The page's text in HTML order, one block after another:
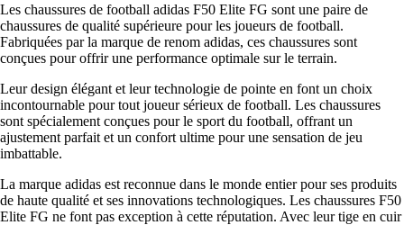
Les chaussures de football adidas F50 Elite FG sont une paire de
chaussures de qualité supérieure pour les joueurs de football.
Fabriquées par la marque de renom adidas, ces chaussures sont
conçues pour offrir une performance optimale sur le terrain.
Leur design élégant et leur technologie de pointe en font un choix
incontournable pour tout joueur sérieux de football. Les chaussures
sont spécialement conçues pour le sport du football, offrant un
ajustement parfait et un confort ultime pour une sensation de jeu
imbattable.
La marque adidas est reconnue dans le monde entier pour ses produits
de haute qualité et ses innovations technologiques. Les chaussures F50
Elite FG ne font pas exception à cette réputation. Avec leur tige en cuir